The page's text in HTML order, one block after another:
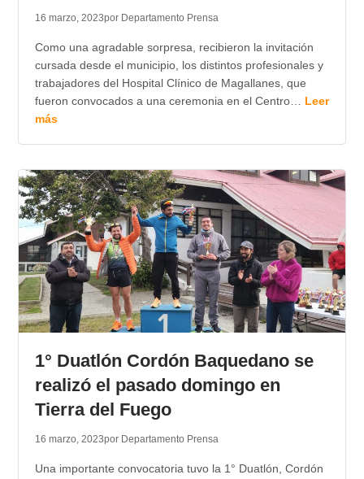
16 marzo, 2023por Departamento Prensa
Como una agradable sorpresa, recibieron la invitación
cursada desde el municipio, los distintos profesionales y
trabajadores del Hospital Clínico de Magallanes, que
fueron convocados a una ceremonia en el Centro… Leer
más
1° Duatlón Cordón Baquedano se
realizó el pasado domingo en
Tierra del Fuego
16 marzo, 2023por Departamento Prensa
Una importante convocatoria tuvo la 1° Duatlón, Cordón